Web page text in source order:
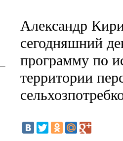
Александр
сегодняшний
программу по
территории